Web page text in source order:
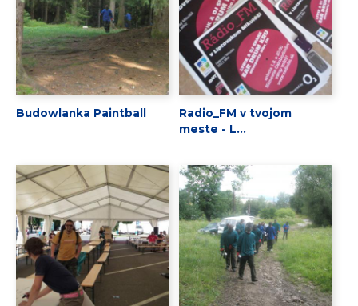
Budowlanka Paintball
Radio_FM v tvojom
meste - L...